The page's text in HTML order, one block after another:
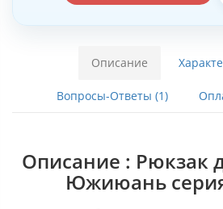
Описание
Вопросы-Ответы (1)
Описание : Рюкзак
Южиюань